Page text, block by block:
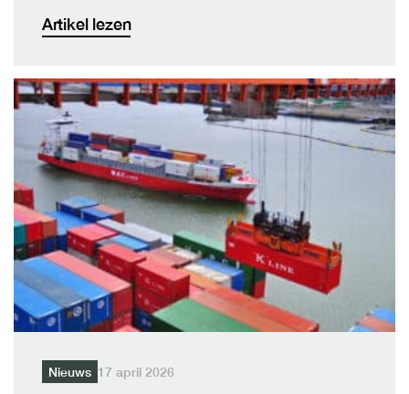
Artikel lezen
Nieuws 17 april 2026